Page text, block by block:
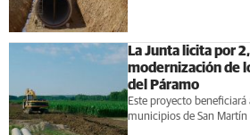
La Junta licita por
modernización de
del Páramo
Este proyecto beneficiará
municipios de San